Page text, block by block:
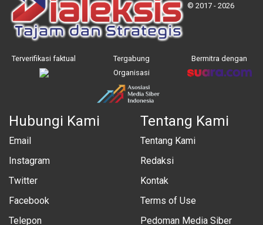
© 2017 - 2026
Terverifikasi faktual
Tergabung
Organisasi
Bermitra dengan
Hubungi Kami
Email
Instagram
Twitter
Facebook
Telepon
Tentang Kami
Tentang Kami
Redaksi
Kontak
Terms of Use
Pedoman Media Siber